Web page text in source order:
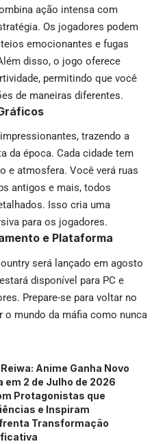
ação intensa com
Os jogadores podem
emocionantes e fugas
disso, o jogo oferece
permitindo que você
de maneiras diferentes.
trazendo a
da época. Cada cidade tem
e atmosfera. Você verá ruas
antigos e mais, todos
Isso cria uma
para os jogadores.
e Plataforma
será lançado em agosto
disponível para PC e
Prepare-se para voltar no
o mundo da máfia como nunca
Anime Ganha Novo
em 2 de Julho de 2026
Protagonistas que
e Inspiram
Transformação